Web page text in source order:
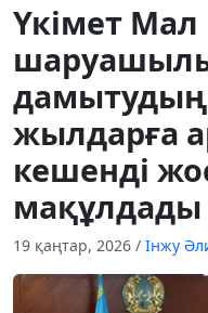
Үкімет Мал
дамытудың
жылдарға
кешенді
мақұлдады
19 қаңтар, 2026 / Інжу